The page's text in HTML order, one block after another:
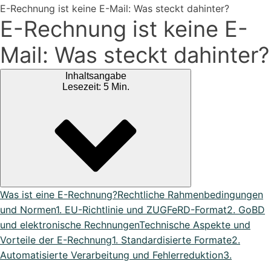
Rest-API Schnittstelle
Einfacher Import von Daten oder Lieferanten
Übergeben Sie Ihre Daten ganze einfach an DATEV
Lexikon
Bei uns im Lexikon findest du zu allen Fachbegriffen die
passende ...
E-Rechnung ist keine E-Mail: Was steckt dahinter?
E-Rechnung ist keine E-
Mail: Was steckt dahinter?
Inhaltsangabe
Lesezeit: 5 Min.
Was ist eine E-Rechnung?Rechtliche Rahmenbedingungen
und Normen1. EU-Richtlinie und ZUGFeRD-Format2. GoBD
und elektronische RechnungenTechnische Aspekte und
Vorteile der E-Rechnung1. Standardisierte Formate2.
Automatisierte Verarbeitung und Fehlerreduktion3.